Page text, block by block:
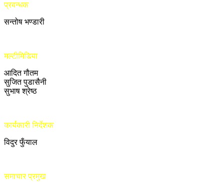
प्रबन्धक
सन्तोष भण्डारी
मल्टीमिडिया
आदित गौतम
सुजित पुडासैनी
सुभाष श्रेष्ठ
कार्यकारी निर्देशक
विदुर फुँयाल
समाचार प्रमुख